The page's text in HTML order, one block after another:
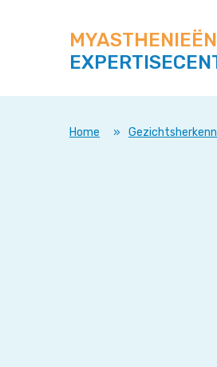
naar
content
deze
site
MYASTHENIEËN
Home »